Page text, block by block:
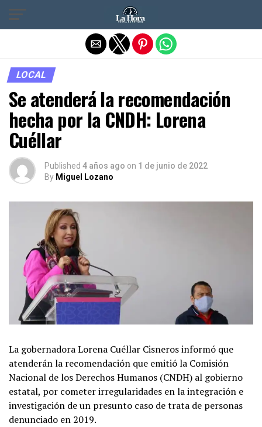
LOCAL
Se atenderá la recomendación
hecha por la CNDH: Lorena
Cuéllar
Published 4 años ago on 1 de junio de 2022
By Miguel Lozano
La gobernadora Lorena Cuéllar Cisneros informó que
atenderán la recomendación que emitió la Comisión
Nacional de los Derechos Humanos (CNDH) al gobierno
estatal, por cometer irregularidades en la integración e
investigación de un presunto caso de trata de personas
denunciado en 2019.
Salir de la versión móvil